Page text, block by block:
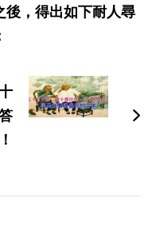
後，得出如下耐人尋